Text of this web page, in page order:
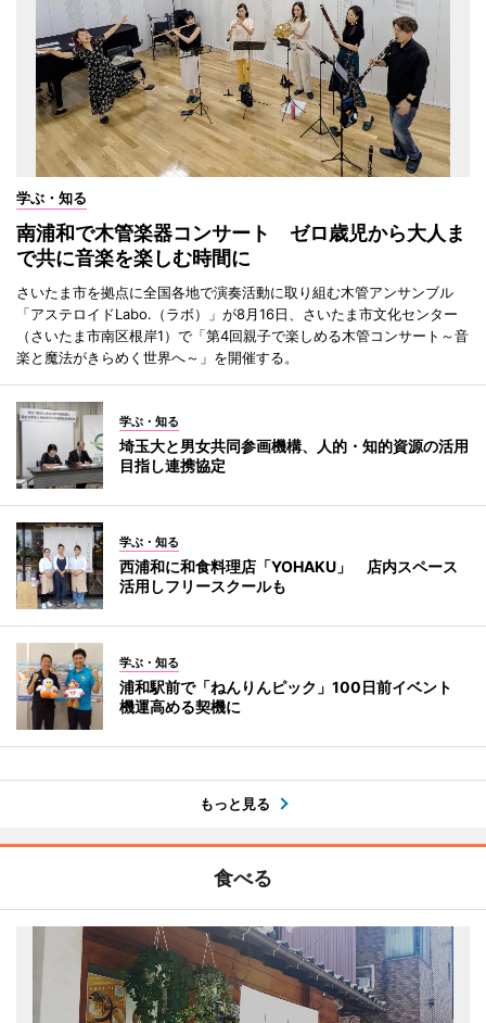
学ぶ・知る
南浦和で木管楽器コンサート ゼロ歳児から大人ま
で共に音楽を楽しむ時間に
さいたま市を拠点に全国各地で演奏活動に取り組む木管アンサンブル
「アステロイドLabo.（ラボ）」が8月16日、さいたま市文化センター
（さいたま市南区根岸1）で「第4回親子で楽しめる木管コンサート～音
楽と魔法がきらめく世界へ～」を開催する。
学ぶ・知る
埼玉大と男女共同参画機構、人的・知的資源の活用
目指し連携協定
学ぶ・知る
西浦和に和食料理店「YOHAKU」 店内スペース
活用しフリースクールも
学ぶ・知る
浦和駅前で「ねんりんピック」100日前イベント
機運高める契機に
もっと見る
食べる